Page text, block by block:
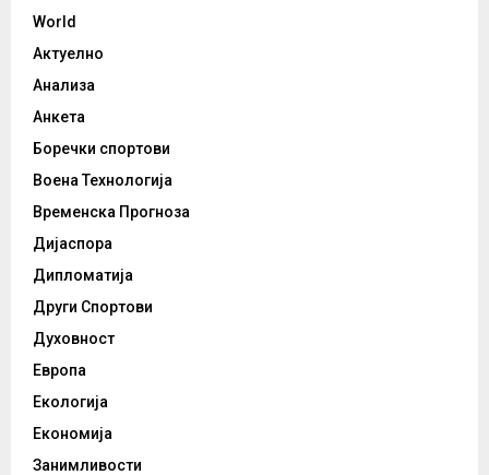
World
Актуелно
Анализа
Анкета
Боречки спортови
Воена Технологија
Временска Прогноза
Дијаспора
Дипломатија
Други Спортови
Духовност
Европа
Екологија
Економија
Занимливости